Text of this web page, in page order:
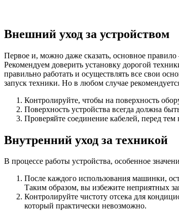
Внешний уход за устройством
Первое и, можно даже сказать, основное
Рекомендуем доверить установку дорогой
правильно работать и осуществлять все свои
запуск техники. Но в любом случае
Контролируйте, чтобы на поверхность
Поверхность устройства всегда должна
Проверяйте соединение кабелей, перед тем
Внутренний уход за техникой
В процессе работы устройства, особенное
После каждого использования машинки,
Таким образом, вы избежите неприятных
Контролируйте чистоту отсека для
который практически невозможно.